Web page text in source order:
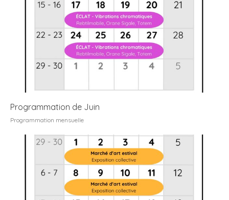
Programmation de Juin
Programmation mensuelle